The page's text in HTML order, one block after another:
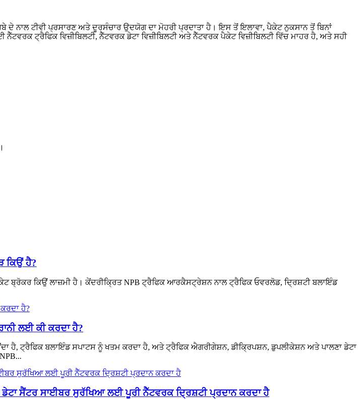
ਦੇ ਨਾਲ ਟੀਵੀ ਪ੍ਰਸਾਰਣ ਅਤੇ ਦੂਰਸੰਚਾਰ ਉਦਯੋਗ ਦਾ ਮੋਹਰੀ ਪ੍ਰਦਾਤਾ ਹੈ। ਇਸ ਤੋਂ ਇਲਾਵਾ, ਪੈਕੇਟ ਨੁਕਸਾਨ ਤੋਂ ਬਿਨਾਂ
ਟ੍ਰੈਫਿਕ ਵਿਜ਼ੀਬਿਲਟੀ, ਨੈੱਟਵਰਕ ਡੇਟਾ ਵਿਜ਼ੀਬਿਲਟੀ ਅਤੇ ਨੈੱਟਵਰਕ ਪੈਕੇਟ ਵਿਜ਼ੀਬਿਲਟੀ ਵਿੱਚ ਮਾਹਰ ਹੈ, ਅਤੇ ਸਹੀ
ਕਿਉਂ ਹੈ?
ਕਿਉਂ ਲਾਜ਼ਮੀ ਹੈ। ਕੇਂਦਰੀਕ੍ਰਿਤ NPB ਟ੍ਰੈਫਿਕ ਆਰਕੈਸਟ੍ਰੇਸ਼ਨ ਨਾਲ ਟ੍ਰੈਫਿਕ ਓਵਰਲੋਡ, ਦ੍ਰਿਸ਼ਟੀ ਬਲਾਇੰਡ
ਲਈ ਕੀ ਕਰਦਾ ਹੈ?
ਟ੍ਰੈਫਿਕ ਬਲਾਇੰਡ ਸਪਾਟਸ ਨੂੰ ਖਤਮ ਕਰਦਾ ਹੈ, ਅਤੇ ਟ੍ਰੈਫਿਕ ਐਗਰੀਗੇਸ਼ਨ, ਡੀਕ੍ਰਿਪਸ਼ਨ, ਡੁਪਲੀਕੇਸ਼ਨ ਅਤੇ ਪਾਲਣਾ ਡੇਟਾ
ਸੈਂਟਰ ਸਾਈਬਰ ਸੁਰੱਖਿਆ ਲਈ ਪੂਰੀ ਨੈੱਟਵਰਕ ਦ੍ਰਿਸ਼ਟੀ ਪ੍ਰਦਾਨ ਕਰਦਾ ਹੈ